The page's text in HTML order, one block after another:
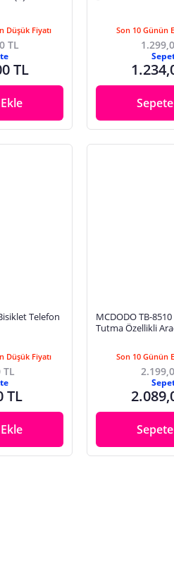
Düşük Fiyatı
TL
TL
Son 10 Günün
Telefon
Düşük Fiyatı
TL
TL
MCDODO TB-
Tutma Özellikli
Son 10 Günün